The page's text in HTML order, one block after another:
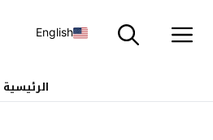
إلى
English
الرئيسية